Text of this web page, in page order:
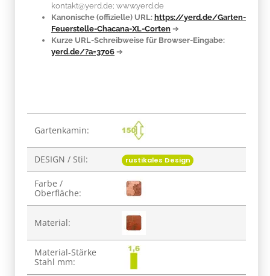
kontakt@yerd.de; www.yerd.de
Kanonische (offizielle) URL: https://yerd.de/Garten-
Feuerstelle-Chacana-XL-Corten ➔
Kurze URL-Schreibweise für Browser-Eingabe:
yerd.de/?a=3706 ➔
Produkteigenschaft
Gartenkamin:
DESIGN / Stil: rustikales Design
Farbe /
Oberfläche:
Material:
Material-Stärke
Stahl mm: